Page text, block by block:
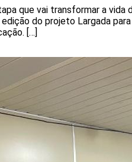
que vai transformar a vida
edição do projeto Largada
[…]